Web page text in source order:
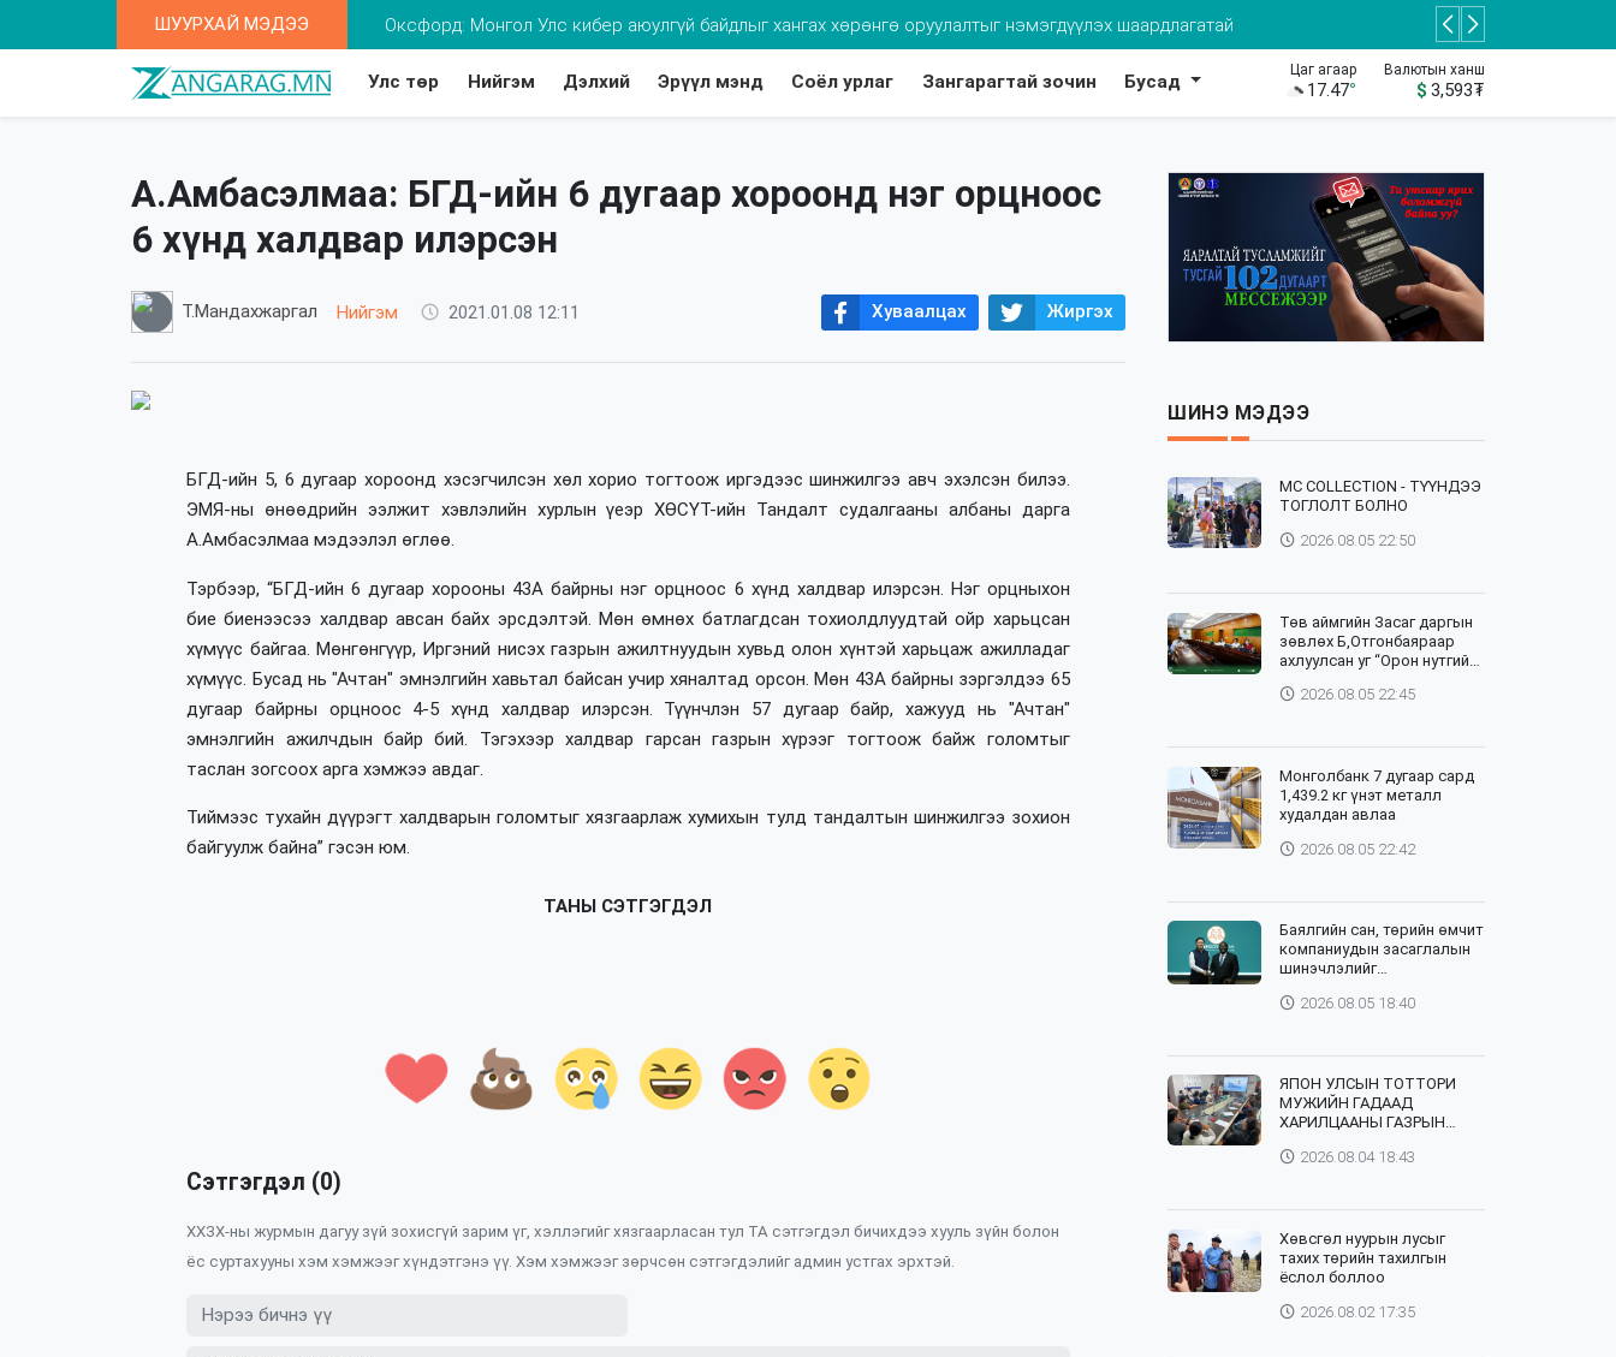
ШУУРХАЙ МЭДЭЭ Та 2-5 насны хүүхдээ томуугийн эсрэг дархлаажуулалтад хамруулаарай
Улс төр Нийгэм Дэлхий Эрүүл мэнд Соёл урлаг Зангарагтай зочин Бусад
Цаг агаар
17.47°
Валютын ханш
$ 3,593₮
А.Амбасэлмаа: БГД-ийн 6 дугаар хороонд нэг орцноос
6 хүнд халдвар илэрсэн
Т.Мандахжаргал Нийгэм 2021.01.08 12:11 Хуваалцах Жиргэх
БГД-ийн 5, 6 дугаар хороонд хэсэгчилсэн хөл хорио тогтоож иргэдээс шинжилгээ авч эхэлсэн билээ.
ЭМЯ-ны өнөөдрийн ээлжит хэвлэлийн хурлын үеэр ХӨСҮТ-ийн Тандалт судалгааны албаны дарга
А.Амбасэлмаа мэдээлэл өглөө.
Тэрбээр, “БГД-ийн 6 дугаар хорооны 43А байрны нэг орцноос 6 хүнд халдвар илэрсэн. Нэг орцныхон
бие биенээсээ халдвар авсан байх эрсдэлтэй. Мөн өмнөх батлагдсан тохиолдлуудтай ойр харьцсан
хүмүүс байгаа. Мөнгөнгүүр, Иргэний нисэх газрын ажилтнуудын хувьд олон хүнтэй харьцаж ажилладаг
хүмүүс. Бусад нь "Ачтан" эмнэлгийн хавьтал байсан учир хяналтад орсон. Мөн 43А байрны зэргэлдээ 65
дугаар байрны орцноос 4-5 хүнд халдвар илэрсэн. Түүнчлэн 57 дугаар байр, хажууд нь "Ачтан"
эмнэлгийн ажилчдын байр бий. Тэгэхээр халдвар гарсан газрын хүрээг тогтоож байж голомтыг
таслан зогсоох арга хэмжээ авдаг.
Тиймээс тухайн дүүрэгт халдварын голомтыг хязгаарлаж хумихын тулд тандалтын шинжилгээ зохион
байгуулж байна” гэсэн юм.
ТАНЫ СЭТГЭГДЭЛ
Сэтгэгдэл (0)
ХХЗХ-ны журмын дагуу зүй зохисгүй зарим үг, хэллэгийг хязгаарласан тул ТА сэтгэгдэл бичихдээ хууль зүйн болон
ёс суртахууны хэм хэмжээг хүндэтгэнэ үү. Хэм хэмжээг зөрчсөн сэтгэгдэлийг админ устгах эрхтэй.
ШИНЭ МЭДЭЭ
⁣MC COLLECTION - ТҮҮНДЭЭ
ТОГЛОЛТ БОЛНО
2026.08.05 22:50
Төв аймгийн Засаг даргын
зөвлөх Б,Отгонбаяраар
ахлуулсан уг “Орон нутгийн
танхим хослуулан зохион
2026.08.05 22:45
Монголбанк 7 дугаар сард
1,439.2 кг үнэт металл
худалдан авлаа
2026.08.05 22:42
Баялгийн сан, төрийн өмчит
компаниудын засаглалын
шинэчлэлийг
банктай хамтарна
2026.08.05 18:40
ЯПОН УЛСЫН ТОТТОРИ
МУЖИЙН ГАДААД
ХАРИЛЦААНЫ ГАЗРЫН
АЖ АХУЙН СУРГУУЛИЙН
2026.08.04 18:43
Хөвсгөл нуурын лусыг
тахих төрийн тахилгын
ёслол боллоо
2026.08.02 17:35